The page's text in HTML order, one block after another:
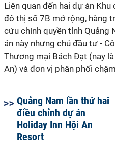
Liên quan đến hai dự án
đô thị số 7B mở rộng, hàng
cứu chính quyền tỉnh Quảng
án này nhưng chủ đầu tư -
Thương mại Bách Đạt (nay
An) và đơn vị phân phối
Quảng Nam lần thứ hai
điều chỉnh dự án
Holiday Inn Hội An
Resort